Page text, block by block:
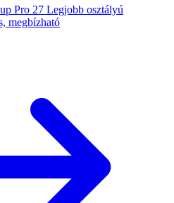
Pro 27 Legjobb osztályú
megbízható